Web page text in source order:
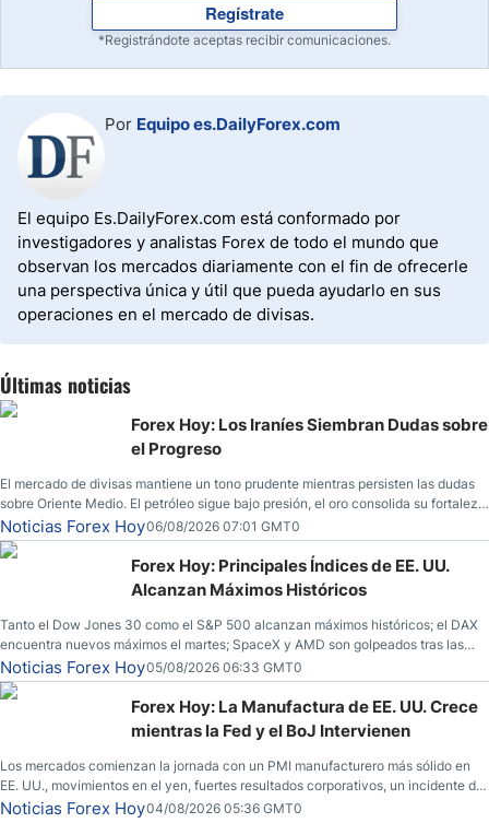
Regístrate
*Registrándote aceptas recibir comunicaciones.
Por Equipo es.DailyForex.com
El equipo Es.DailyForex.com está conformado por
investigadores y analistas Forex de todo el mundo que
observan los mercados diariamente con el fin de ofrecerle
una perspectiva única y útil que pueda ayudarlo en sus
operaciones en el mercado de divisas.
Últimas noticias
Forex Hoy: Los Iraníes Siembran Dudas sobre
el Progreso
El mercado de divisas mantiene un tono prudente mientras persisten las dudas
sobre Oriente Medio. El petróleo sigue bajo presión, el oro consolida su fortaleza
y los operadores esperan nuevas referencias económicas desde Estados
Unidos.
Noticias Forex Hoy06/08/2026 07:01 GMT0
Forex Hoy: Principales Índices de EE. UU.
Alcanzan Máximos Históricos
Tanto el Dow Jones 30 como el S&P 500 alcanzan máximos históricos; el DAX
encuentra nuevos máximos el martes; SpaceX y AMD son golpeados tras las
llamadas de ganancias; el petróleo crudo cae por debajo de los $80 con nuevas
esperanzas; el dólar estadounidense continúa intentando estabilizarse frente al
yen; el peso mexicano ve un repunte a medida que las tasas caen en EE. UU.
Noticias Forex Hoy05/08/2026 06:33 GMT0
Forex Hoy: La Manufactura de EE. UU. Crece
mientras la Fed y el BoJ Intervienen
Los mercados comienzan la jornada con un PMI manufacturero más sólido en
EE. UU., movimientos en el yen, fuertes resultados corporativos, un incidente de
seguridad en Bitcoin y nuevas señales desde el mercado del petróleo.
Noticias Forex Hoy04/08/2026 05:36 GMT0